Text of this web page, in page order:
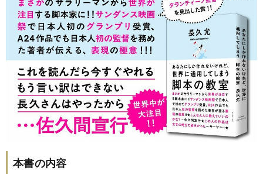
本書の内容